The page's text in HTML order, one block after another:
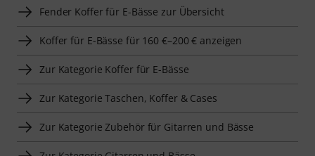
Fender Koffer für E-Bässe zur Übersicht
Koffer für E-Bässe für 160 €–200 € anzeigen
Zur Kategorie Koffer für E-Bässe
Zur Kategorie Taschen, Koffer & Cases
Zur Kategorie Zubehör für Gitarren und Bässe